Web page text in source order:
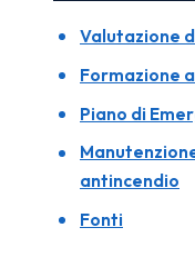
Valutazione
Formazione
Piano di
antincendio
Fonti